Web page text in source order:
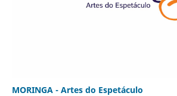
MORINGA - Artes do Espetáculo